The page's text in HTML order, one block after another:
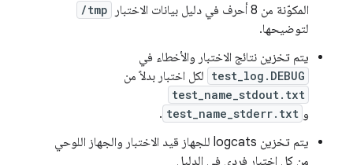
المكوّنة من 8 أحرف في دليل بيانات الاختبار
/tmp
لتوضيحها.
يتم تخزين نتائج الاختبار والأخطاء في
test_log.DEBUG لكل اختبار بدلاً من
test_name_stdout.txt
و test_name_stderr.txt
.
يتم تخزين logcats للجهاز قيد الاختبار والجهاز اللوحي
من كل اختبار فردي في الدليل